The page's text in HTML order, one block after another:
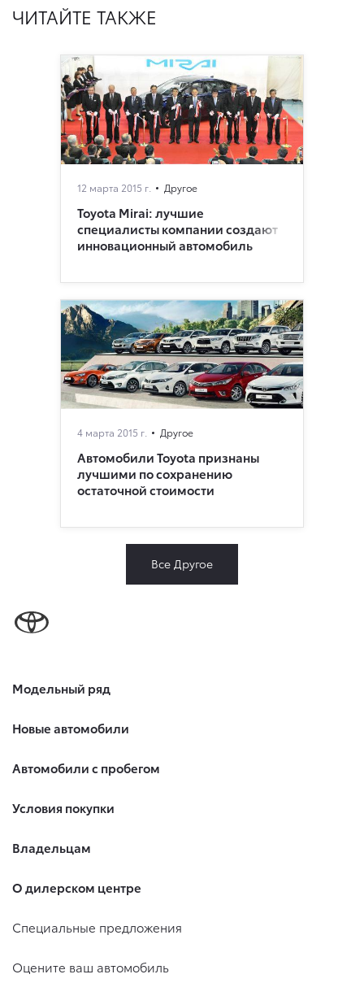
ЧИТАЙТЕ ТАКЖЕ
12 марта 2015 г. Другое
Toyota Mirai: лучшие
специалисты компании создают
инновационный автомобиль
4 марта 2015 г. Другое
Автомобили Toyota признаны
лучшими по сохранению
остаточной стоимости
Все Другое
Модельный ряд
Новые автомобили
Автомобили с пробегом
Условия покупки
Владельцам
О дилерском центре
Специальные предложения
Оцените ваш автомобиль